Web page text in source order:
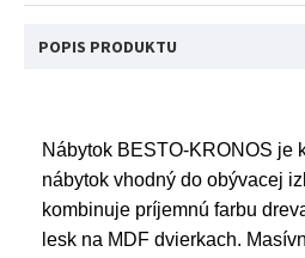
POPIS PRODUKTU
Nábytok BESTO-KRONOS je
nábytok vhodný do obývacej
kombinuje príjemnú farbu
lesk na MDF dvierkach.